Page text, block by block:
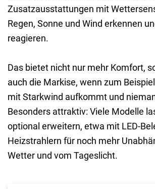
Zusatzausstattungen mit
Regen, Sonne und Wind erkennen
reagieren.
Das bietet nicht nur mehr Komfort,
auch die Markise, wenn zum
mit Starkwind aufkommt und
Besonders attraktiv: Viele Modelle
optional erweitern, etwa mit LED-
Heizstrahlern für noch mehr
Wetter und vom Tageslicht.